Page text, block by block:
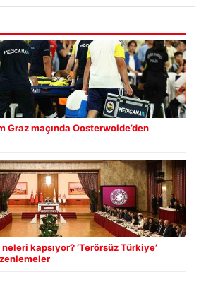
Graz maçında Oosterwolde’den
kapsıyor? ‘Terörsüz Türkiye’